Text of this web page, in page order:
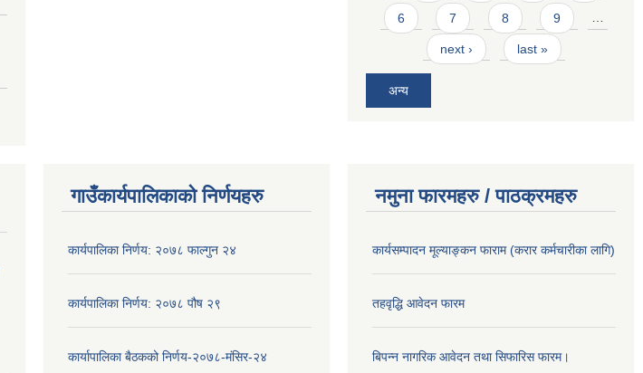
6 7 8 9 …
next › last »
अन्य
गाउँकार्यपालिकाको निर्णयहरु
कार्यपालिका निर्णय: २०७८ फाल्गुन २४
कार्यपालिका निर्णय: २०७८ पौष २९
कार्यापालिका बैठकको निर्णय-२०७८-मंसिर-२४
नमुना फारमहरु / पाठक्रमहरु
कार्यसम्पादन मूल्याङ्कन फाराम (करार कर्मचारीका लागि)
तहवृद्धि आवेदन फारम
बिपन्‍न नागरिक आवेदन तथा सिफारिस फारम।